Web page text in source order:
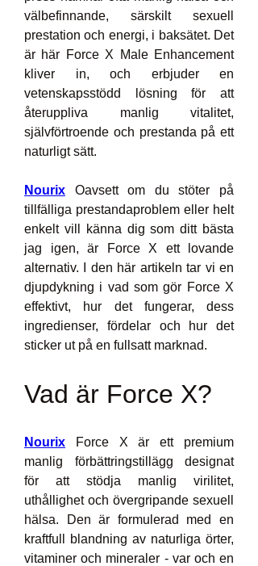
välbefinnande, särskilt sexuell
prestation och energi, i baksätet. Det
är här Force X Male Enhancement
kliver in, och erbjuder en
vetenskapsstödd lösning för att
återuppliva manlig vitalitet,
självförtroende och prestanda på ett
naturligt sätt.
Nourix Oavsett om du stöter på
tillfälliga prestandaproblem eller helt
enkelt vill känna dig som ditt bästa
jag igen, är Force X ett lovande
alternativ. I den här artikeln tar vi en
djupdykning i vad som gör Force X
effektivt, hur det fungerar, dess
ingredienser, fördelar och hur det
sticker ut på en fullsatt marknad.
Vad är Force X?
Nourix Force X är ett premium
manlig förbättringstillägg designat
för att stödja manlig virilitet,
uthållighet och övergripande sexuell
hälsa. Den är formulerad med en
kraftfull blandning av naturliga örter,
vitaminer och mineraler - var och en